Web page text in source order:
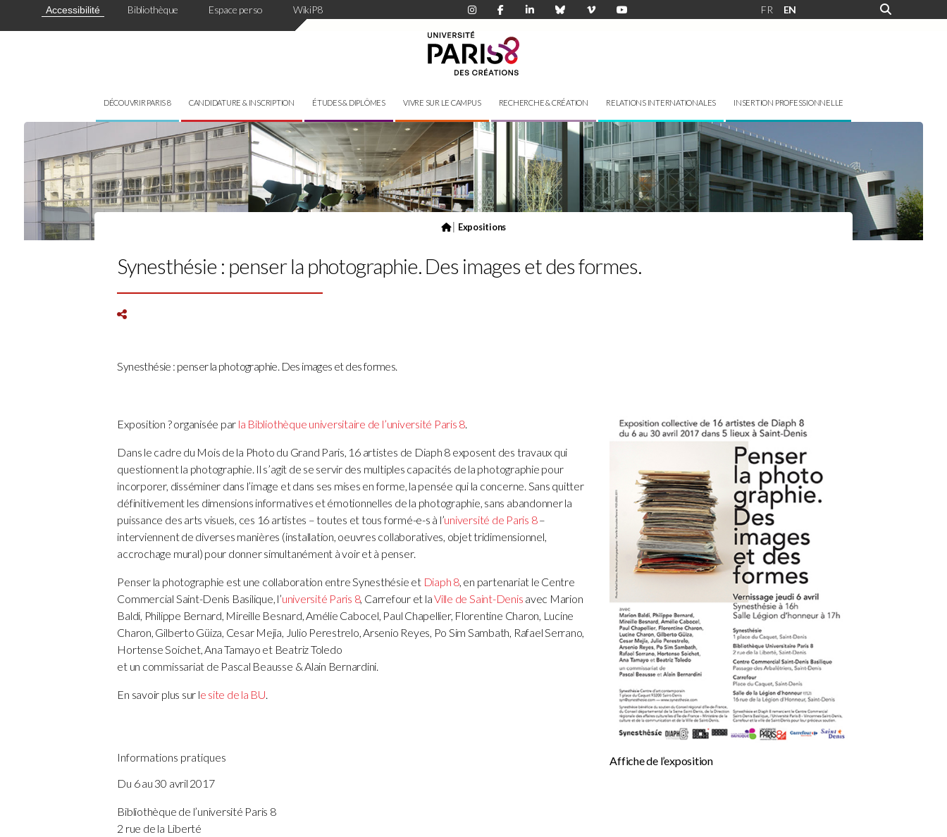
Accessibilité Bibliothèque Espace perso WikiP8 FR EN
DÉCOUVRIR PARIS 8 CANDIDATURE & INSCRIPTION ÉTUDES & DIPLÔMES VIVRE SUR LE CAMPUS RECHERCHE & CRÉATION RELATIONS INTERNATIONALES INSERTION PROFESSIONNELLE
| Expositions
Synesthésie : penser la photographie. Des images et des formes.
Synesthésie : penser la photographie. Des images et des formes.
Affiche de l’exposition
Exposition ? organisée par la Bibliothèque universitaire de l’université Paris 8
Dans le cadre du Mois de la Photo du Grand Paris, 16 artistes de Diaph 8 exposent des travaux qui
questionnent la photographie. Il s’agit de se servir des multiples capacités de la photographie pour
incorporer, disséminer dans l’image et dans ses mises en forme, la pensée qui la concerne. Sans quitter
définitivement les dimensions informatives et émotionnelles de la photographie, sans abandonner la
puissance des arts visuels, ces 16 artistes – toutes et tous formé-e-s à l’université de Paris 8–
interviennent de diverses manières (installation, oeuvres collaboratives, objet tridimensionnel,
accrochage mural) pour donner simultanément à voir et à penser.
Penser la photographie est une collaboration entre Synesthésie et Diaph 8, en partenariat le Centre
Commercial Saint-Denis Basilique, l’université Paris 8, Carrefour et laVille de Saint-Denis avec Marion
Baldi, Philippe Bernard, Mireille Besnard, Amélie Cabocel, Paul Chapellier, Florentine Charon, Lucine
Charon, Gilberto Güiza, Cesar Mejía, Julio Perestrelo, Arsenio Reyes, Po Sim Sambath, Rafael Serrano,
Hortense Soichet, Ana Tamayo et Beatriz Toledo
et un commissariat de Pascal Beausse & Alain Bernardini.
En savoir plus sur le site de la BU
Informations pratiques
Du 6 au 30 avril 2017
Bibliothèque de l’université Paris 8
2 rue de la Liberté
Panneau de gestion des cookies